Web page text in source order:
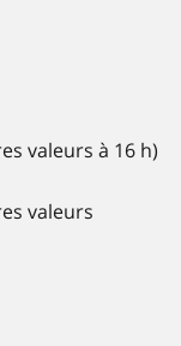
valeurs à 16 h)
valeurs